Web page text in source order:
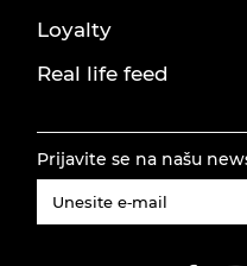
Loyalty
Real life feed
Prijavite se na našu